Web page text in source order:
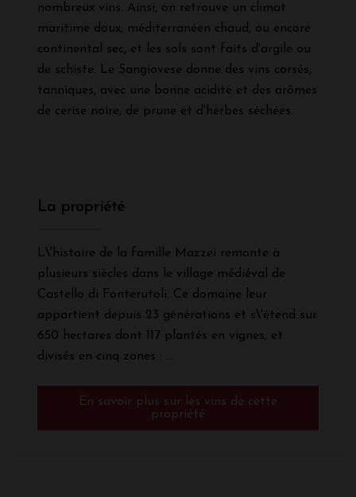
nombreux vins. Ainsi, on retrouve un climat
maritime doux, méditerranéen chaud, ou encore
continental sec, et les sols sont faits d'argile ou
de schiste. Le Sangiovese donne des vins corsés,
tanniques, avec une bonne acidité et des arômes
de cerise noire, de prune et d'herbes séchées.
La propriété
L\'histoire de la famille Mazzei remonte à
plusieurs siècles dans le village médiéval de
Castello di Fonterutoli. Ce domaine leur
appartient depuis 23 générations et s\'étend sur
650 hectares dont 117 plantés en vignes, et
divisés en cinq zones : ...
En savoir plus sur les vins de cette
propriété